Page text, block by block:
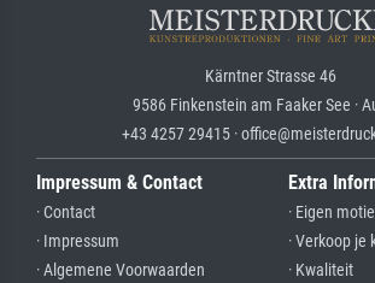
Kärntner Strasse 46
9586 Finkenstein am Faaker See ·
+43 4257 29415 ·
Impressum & Contact
· Contact
· Impressum
· Algemene Voorwaarden
Extra
· Eigen
· Verkoop je
· Kwaliteit